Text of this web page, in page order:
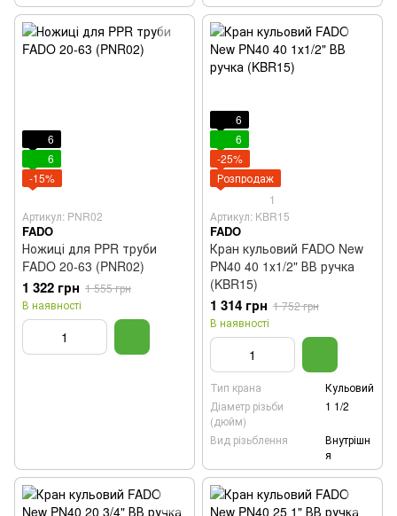
6
6
-15%
Артикул: PNR02
FADO
Ножиці для PPR труби
FADO 20-63 (PNR02)
1 322 грн 1 555 грн
В наявності
6
6
-25%
Розпродаж
1
Артикул: KBR15
FADO
Кран кульовий FADO New
PN40 40 1х1/2" ВВ ручка
(KBR15)
1 314 грн 1 752 грн
В наявності
Тип крана
Кульовий
Діаметр різьби
(дюйм)
1 1/2
Вид різьблення
Внутрішн
я